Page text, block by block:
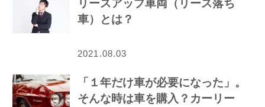
リースアップ車両（リース落ち
車）とは？
2021.08.03
「１年だけ車が必要になった」。
そんな時は車を購入？カーリー